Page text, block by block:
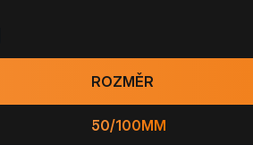
ROZMĚR
50/100MM